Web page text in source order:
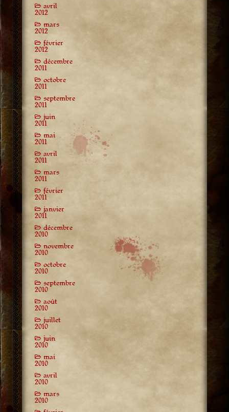
avril
2012
mars
2012
février
2012
décembre
2011
octobre
2011
septembre
2011
juin
2011
mai
2011
avril
2011
mars
2011
février
2011
janvier
2011
décembre
2010
novembre
2010
octobre
2010
septembre
2010
août
2010
juillet
2010
juin
2010
mai
2010
avril
2010
mars
2010